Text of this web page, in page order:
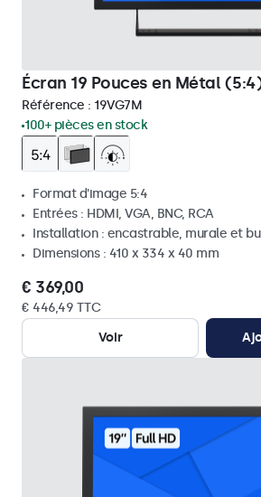
Écran 19 Pouces en Métal
Référence : 19VG7M
100+ pièces en stock
Format d'image 5:4
Entrées : HDMI, VGA, BNC, RCA
Installation : encastrable, murale et
Dimensions : 410 x 334 x 40 mm
€ 369,00
€ 446,49 TTC
Voir